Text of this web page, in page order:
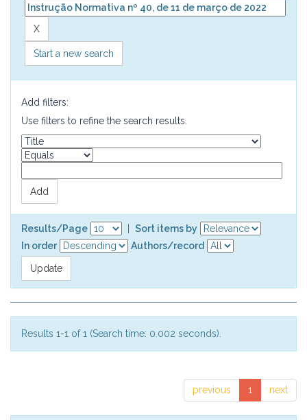
Start a new search
Add filters:
Use filters to refine the search results.
Results/Page
Sort items by
In order
Authors/record
Results 1-1 of 1 (Search time: 0.002 seconds).
previous 1 next